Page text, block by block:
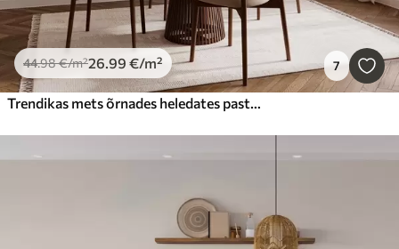
44.98€/m²26.99 €/m² 7
Trendikas mets õrnades heledates pastelsetes värvides